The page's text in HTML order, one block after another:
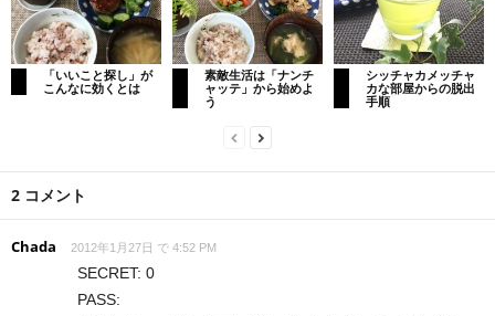
「いいこと探し」が
こんなに効くとは
素敵生活は「ナンチ
ャッテ」から始めよ
う
シッチャカメッチャ
カな部屋からの脱出
手順
2 コメント
Chada 2012年1月27日 で 4:52 PM
SECRET: 0
PASS: